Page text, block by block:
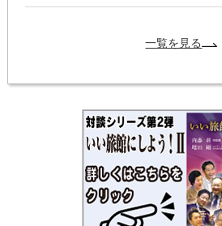
一覧を見る